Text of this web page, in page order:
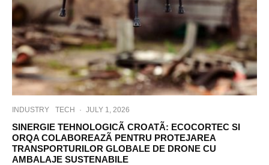
INDUSTRY TECH · JULY 1, 2026
SINERGIE TEHNOLOGICÃ CROATÃ: ECOCORTEC SI
ORQA COLABOREAZÃ PENTRU PROTEJAREA
TRANSPORTURILOR GLOBALE DE DRONE CU
AMBALAJE SUSTENABILE